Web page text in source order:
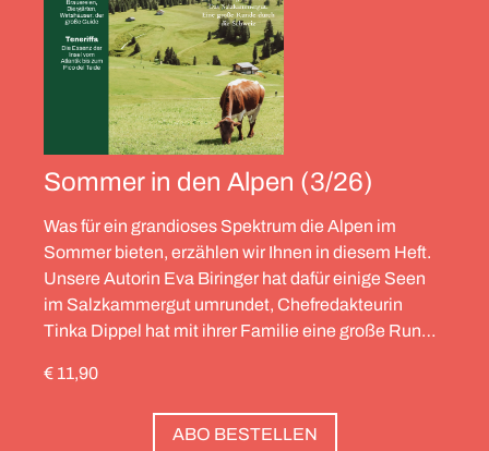
Sommer in den Alpen (3/26)
Was für ein grandioses Spektrum die Alpen im
Sommer bieten, erzählen wir Ihnen in diesem Heft.
Unsere Autorin Eva Biringer hat dafür einige Seen
im Salzkammergut umrundet, Chefredakteurin
Tinka Dippel hat mit ihrer Familie eine große Runde
Helfrich ist über viele Gipfel gegangen – von
Salzburg bis nach Triest. Und die Redaktion hat
zwölf Hotels gesammelt, die zweierlei gemeinsam
€ 11,90
ABO BESTELLEN